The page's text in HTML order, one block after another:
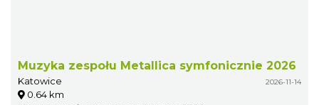
Muzyka zespołu Metallica symfonicznie 2026
Katowice 2026-11-14
0.64 km